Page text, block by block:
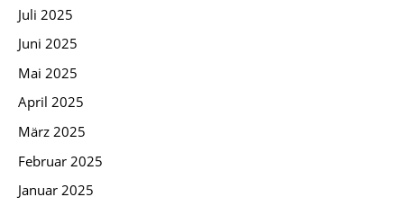
Juli 2025
Juni 2025
Mai 2025
April 2025
März 2025
Februar 2025
Januar 2025